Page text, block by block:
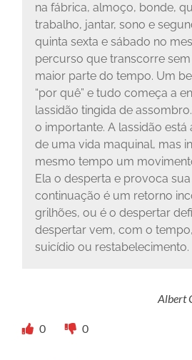
na fábrica, almoço, bonde,
trabalho, jantar, sono e
quinta sexta e sábado no
percurso que transcorre
maior parte do tempo. Um
“por quê” e tudo começa a
lassidão tingida de assombro.
o importante. A lassidão está
de uma vida maquinal, mas
mesmo tempo um
Ela o desperta e provoca
continuação é um retorno
grilhões, ou é o despertar
despertar vem, com o
suicídio ou restabelecimento.
Albert
0 0